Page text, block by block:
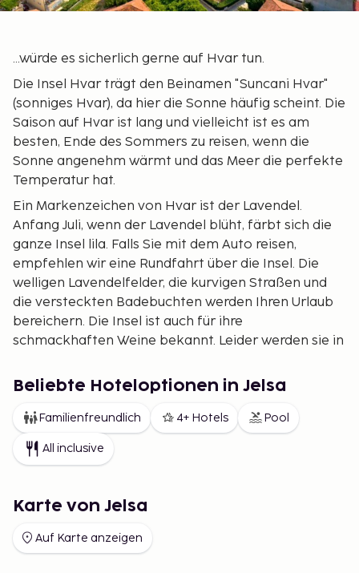
...würde es sicherlich gerne auf Hvar tun.
Die Insel Hvar trägt den Beinamen "Suncani Hvar"
(sonniges Hvar), da hier die Sonne häufig scheint. Die
Saison auf Hvar ist lang und vielleicht ist es am
besten, Ende des Sommers zu reisen, wenn die
Sonne angenehm wärmt und das Meer die perfekte
Temperatur hat.
Ein Markenzeichen von Hvar ist der Lavendel.
Anfang Juli, wenn der Lavendel blüht, färbt sich die
ganze Insel lila. Falls Sie mit dem Auto reisen,
empfehlen wir eine Rundfahrt über die Insel. Die
welligen Lavendelfelder, die kurvigen Straßen und
die versteckten Badebuchten werden Ihren Urlaub
bereichern. Die Insel ist auch für ihre
schmackhaften Weine bekannt. Leider werden sie in
Insel niemals verlassen. Nutzen Sie also die
Gelegenheit, solange Sie auf Hvar sind.
Stadt HvarDie Hauptortschaft, die wie die Insel
selbst heißt, ist ein echtes Juwel und der beliebteste
Ort auf der Insel. Die Urlaubsaktivitäten
Uferpromenade, wo einige der luxuriösesten
der Altstadt finden Sie viele charmante Lokale,
darunter nette Restaurants, trendige Bars und
Beliebte Hoteloptionen in Jelsa
Familienfreundlich 4+ Hotels Pool
All inclusive
Karte von Jelsa
Auf Karte anzeigen